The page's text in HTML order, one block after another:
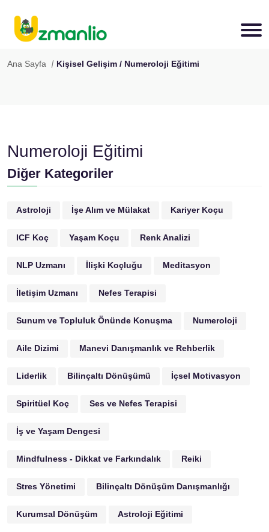
Ana Sayfa Kişisel Gelişim / Numeroloji Eğitimi
Numeroloji Eğitimi
Diğer Kategoriler
Astroloji İşe Alım ve Mülakat Kariyer Koçu
ICF Koç Yaşam Koçu Renk Analizi
NLP Uzmanı İlişki Koçluğu Meditasyon
İletişim Uzmanı Nefes Terapisi
Sunum ve Topluluk Önünde Konuşma Numeroloji
Aile Dizimi Manevi Danışmanlık ve Rehberlik
Liderlik Bilinçaltı Dönüşümü İçsel Motivasyon
Spiritüel Koç Ses ve Nefes Terapisi
İş ve Yaşam Dengesi
Mindfulness - Dikkat ve Farkındalık Reiki
Stres Yönetimi Bilinçaltı Dönüşüm Danışmanlığı
Kurumsal Dönüşüm Astroloji Eğitimi